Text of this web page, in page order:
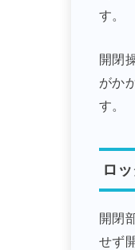
す。
開閉
がか
す。
ロ
開閉
せず